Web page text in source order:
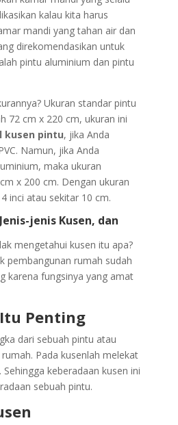
kalau kita harus
mandi yang tahan air dan
direkomendasikan untuk
pintu aluminium dan pintu
Ukuran standar pintu
72 cm x 220 cm, ukuran ini
kusen pintu, jika Anda
Namun, jika Anda
maka ukuran
x 200 cm. Dengan ukuran
inci atau sekitar 10 cm.
jenis Kusen, dan
mengetahui kusen itu apa?
pembangunan rumah sudah
karena fungsinya yang amat
Itu Penting
dari sebuah pintu atau
Pada kusenlah melekat
keberadaan kusen ini
sebuah pintu.